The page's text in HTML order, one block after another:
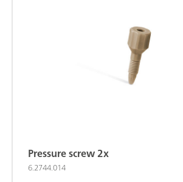
Pressure screw 2x
6.2744.014